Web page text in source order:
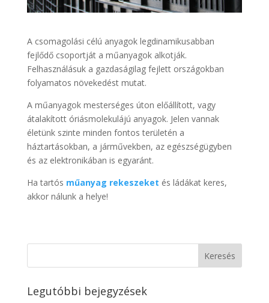
A csomagolási célú anyagok legdinamikusabban
fejlődő csoportját a műanyagok alkotják.
Felhasználásuk a gazdaságilag fejlett országokban
folyamatos növekedést mutat.
A műanyagok mesterséges úton előállított, vagy
átalakított óriásmolekulájú anyagok. Jelen vannak
életünk szinte minden fontos területén a
háztartásokban, a járművekben, az egészségügyben
és az elektronikában is egyaránt.
Ha tartós műanyag rekeszeket és ládákat keres,
akkor nálunk a helye!
Legutóbbi bejegyzések